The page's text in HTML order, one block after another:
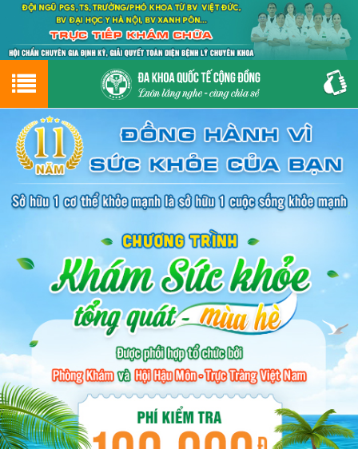
Hotline0243.9656.999tư vấn miễn phí
GIỚI THIỆU
GIỚI THIỆU VỀ PHÒNG KHÁM
CƠ SỞ VẬT CHẤT
ĐẶT HẸN LỊCH KHÁM
ĐƯỜNG TỚI PHÒNG KHÁM
PHỤ KHOA
BỆNH HẬU MÔN
BỆNH XÃ HỘI